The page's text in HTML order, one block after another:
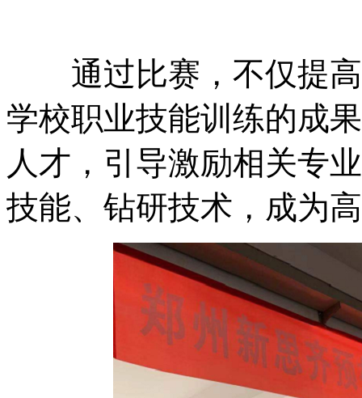
通过比赛，不仅提
学校职业技能训练的成
人才，引导激励相关专
技能、钻研技术，成为